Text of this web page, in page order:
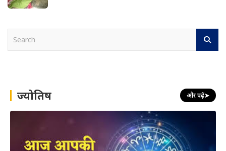
h ज्योतिष और पढ़ें➤